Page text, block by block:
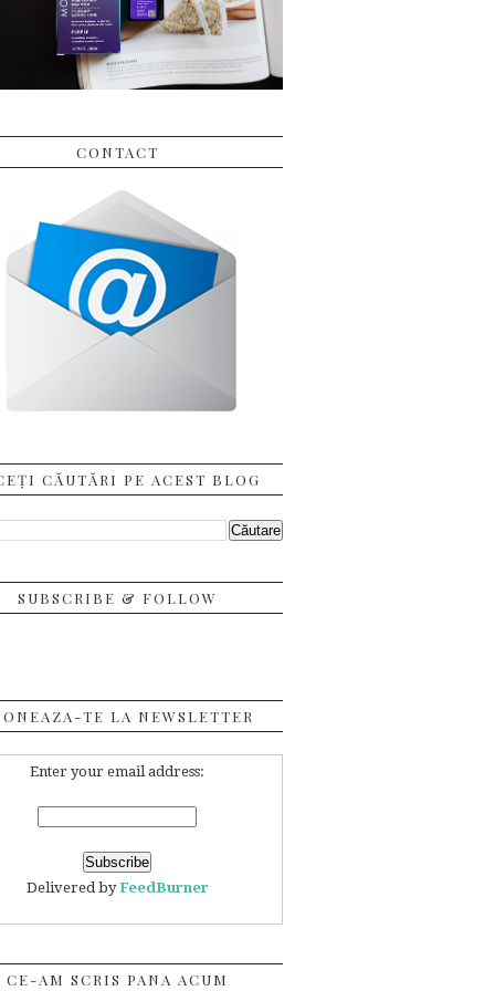
CONTACT
CĂUTĂRI PE ACEST BLOG
SUBSCRIBE & FOLLOW
TE LA NEWSLETTER
Enter your email address:
Delivered byFeedBurner
CE-AM SCRIS PANA ACUM